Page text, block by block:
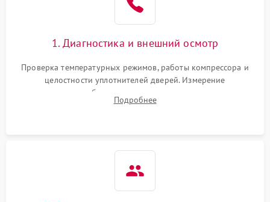
1. Диагностика и внешний осмотр
Проверка температурных режимов, работы компрессора и
целостности уплотнителей дверей. Измерение
сопротивления обмоток мотора, проверка термостата и
считывание кодов ошибок с электронного дисплея.
Подробнее